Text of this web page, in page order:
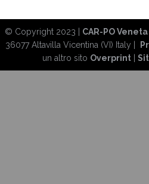
© Copyright 2023 | CAR-PO Veneta
36077 Altavilla Vicentina (VI) Italy |
un altro sito Overprint